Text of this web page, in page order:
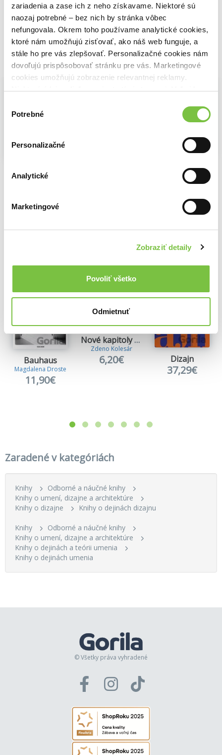
zariadenia a zase ich z neho získavame. Niektoré sú
naozaj potrebné – bez nich by stránka vôbec
nefungovala. Okrem toho používame analytické cookies,
ktoré nám umožňujú zisťovať, ako náš web funguje, a
stále ho pre vás zlepšovať. Personalizačné cookies nám
dovoľujú prispôsobovať stránku pre vás. Marketingové
cookies umožňujú zobrazenie relevantnej reklamy.
Niektoré údaje zdieľame aj s tretími stranami. Veľmi by
cookies.
súhlasu
Potrebné
Personalizačné
Analytické
Marketingové
Zobraziť detaily
Povoliť všetko
Odmietnuť
59,50€
Vybrané pre teba
Charlotte Fiell,Peter Fiell
Na sklade
Jens Müller
18,89€
Ďalšie z kategórie Knihy o dejinách dizajnu
Viac z tejto kategórie
Bauhaus
Magdalena Droste
11,90€
Nové kapitoly z dejín dizajnu
Zdeno Kolesár
6,20€ Dizajn
37,29€
Zaradené v kategóriách
Knihy
Odborné a náučné knihy
Knihy o umení, dizajne a architektúre
Knihy o dizajne
Knihy o dejinách dizajnu
Knihy
Odborné a náučné knihy
Knihy o umení, dizajne a architektúre
Knihy o dejinách a teórii umenia
Knihy o dejinách umenia
© Všetky práva vyhradené